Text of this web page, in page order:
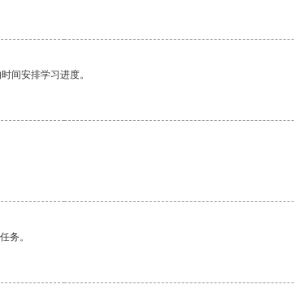
间安排学习进度。
务。